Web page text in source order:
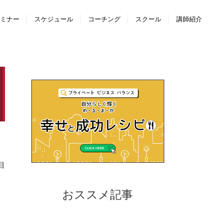
ナー スケジュール コーチング スクール 講師紹介
おススメ記事